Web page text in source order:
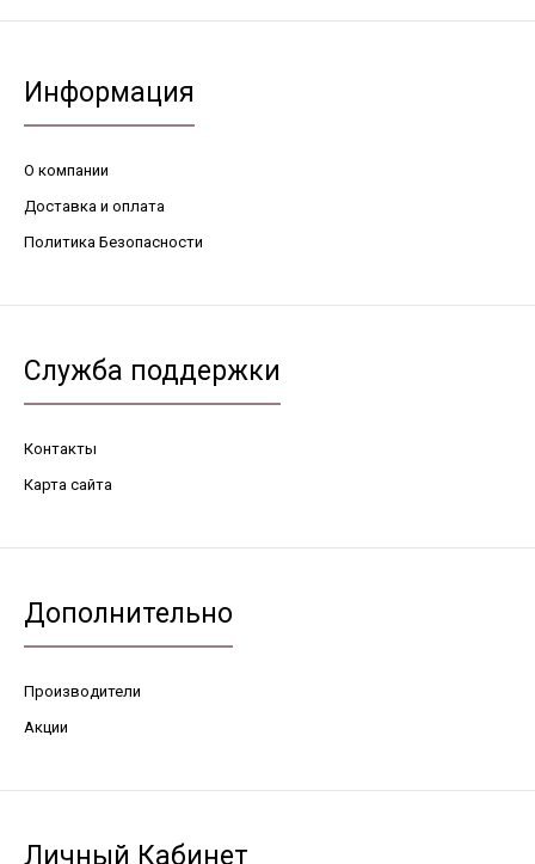
Информация
О компании
Доставка и оплата
Политика Безопасности
Служба поддержки
Контакты
Карта сайта
Дополнительно
Производители
Акции
Личный Кабинет